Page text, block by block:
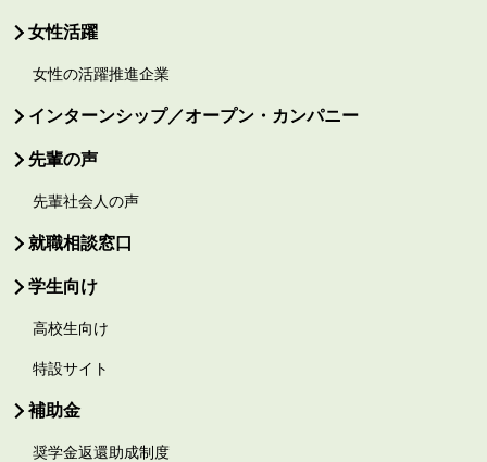
女性活躍
女性の活躍推進企業
インターンシップ／オープン・カンパニー
先輩の声
先輩社会人の声
就職相談窓口
学生向け
高校生向け
特設サイト
補助金
奨学金返還助成制度